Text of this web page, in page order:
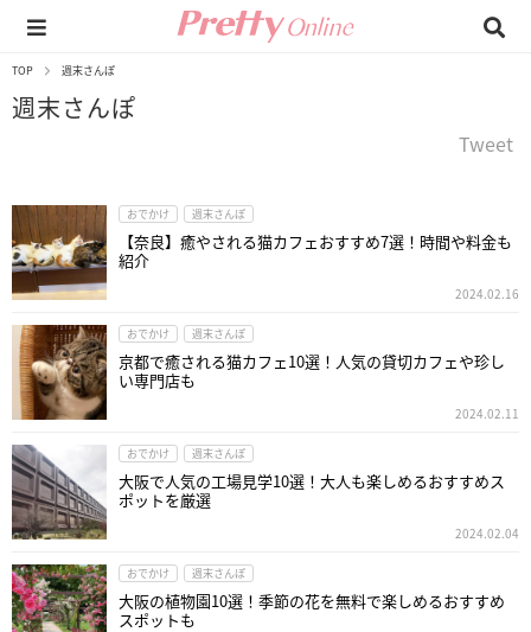
TOP 週末さんぽ
週末さんぽ
Tweet
おでかけ 週末さんぽ
【奈良】癒やされる猫カフェおすすめ7選！時間や料金も
紹介
2024.02.16
おでかけ 週末さんぽ
京都で癒される猫カフェ10選！人気の貸切カフェや珍し
い専門店も
2024.02.11
おでかけ 週末さんぽ
大阪で人気の工場見学10選！大人も楽しめるおすすめス
ポットを厳選
2024.02.04
おでかけ 週末さんぽ
大阪の植物園10選！季節の花を無料で楽しめるおすすめ
スポットも